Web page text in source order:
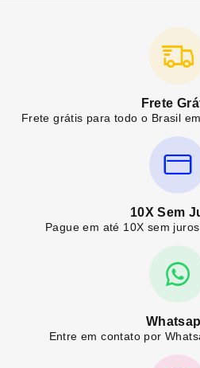
Frete
Frete grátis para todo o Brasil
10X Sem
Pague em até 10X sem
Entre em contato por